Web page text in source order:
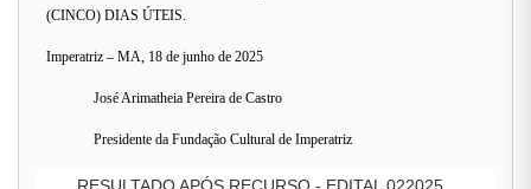
(CINCO) DIAS ÚTEIS.
Imperatriz – MA, 18 de junho de 2025
José Arimatheia Pereira de Castro
Presidente da Fundação Cultural de Imperatriz